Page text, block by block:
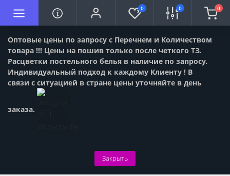
Оптовые цены по запросу с Перечнем и Количеством
товара !!! Цены на пошив только после четкого ТЗ.
Расцветки постельного белья в наличие по запросу.
Индивидуальный подход к каждому Клиенту ! В
связи с ситуацией в стране цены уточняйте в день
заказа.
Закрыть
0 0 0